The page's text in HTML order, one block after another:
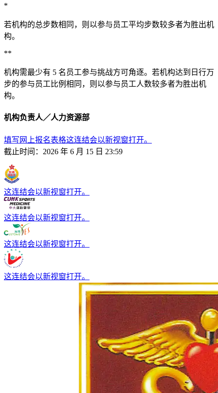
*
若机构的总步数相同，则以参与员工平均步数较多者为胜出机
构。
**
机构需最少有 5 名员工参与挑战方可角逐。若机构达到日行万
步的参与员工比例相同，则以参与员工人数较多者为胜出机
构。
机构负责人／人力资源部
填写网上报名表格这连结会以新视窗打开。
截止时间：2026 年 6 月 15 日 23:59
这连结会以新视窗打开。
这连结会以新视窗打开。
这连结会以新视窗打开。
这连结会以新视窗打开。